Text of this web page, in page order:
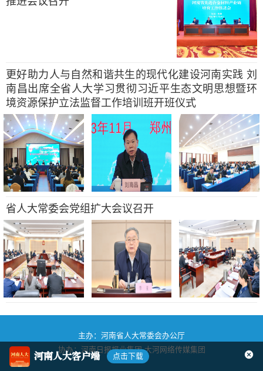
更好助力人与自然和谐共生的现代化建设河南实践 刘
南昌出席全省人大学习贯彻习近平生态文明思想暨环
境资源保护立法监督工作培训班开班仪式
省人大常委会党组扩大会议召开
主办：河南省人大常委会办公厅
协办：河南日报报业集团大河网络传媒集团
河南人大客户端 点击下载